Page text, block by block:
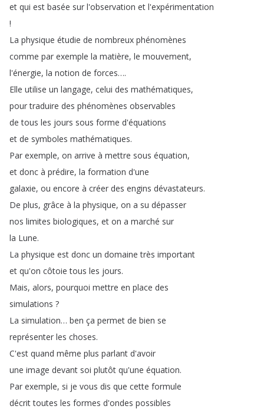
et qui est basée sur l'observation et l'expérimentation
!
La physique étudie de nombreux phénomènes
comme par exemple la matière, le mouvement,
l'énergie, la notion de forces….
Elle utilise un langage, celui des mathématiques,
pour traduire des phénomènes observables
de tous les jours sous forme d'équations
et de symboles mathématiques.
Par exemple, on arrive à mettre sous équation,
et donc à prédire, la formation d'une
galaxie, ou encore à créer des engins dévastateurs.
De plus, grâce à la physique, on a su dépasser
nos limites biologiques, et on a marché sur
la Lune.
La physique est donc un domaine très important
et qu'on côtoie tous les jours.
Mais, alors, pourquoi mettre en place des
simulations ?
La simulation… ben ça permet de bien se
représenter les choses.
C'est quand même plus parlant d'avoir
une image devant soi plutôt qu'une équation.
Par exemple, si je vous dis que cette formule
décrit toutes les formes d'ondes possibles